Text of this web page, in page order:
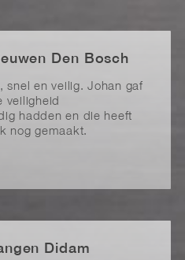
Den Bosch
snel en veilig. Johan gaf
veiligheid
hadden en die heeft
nog gemaakt.
Didam